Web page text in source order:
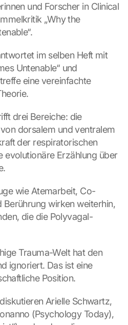
und Forscher in Clinical
„Why the
antwortet im selben Heft mit
Untenable“ und
eine vereinfachte
drei Bereiche: die
dorsalem und ventralem
der respiratorischen
evolutionäre Erzählung über
wie Atemarbeit, Co-
Berührung wirken weiterhin,
die die Polyvagal-
Trauma-Welt hat den
ignoriert. Das ist eine
Position.
diskutieren Arielle Schwartz,
(Psychology Today),